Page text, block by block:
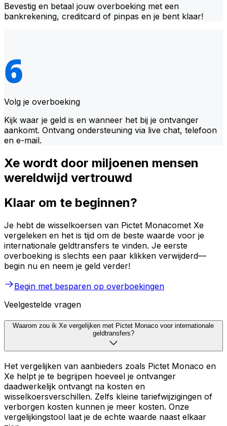
Bevestig en betaal jouw overboeking met een
bankrekening, creditcard of pinpas en je bent klaar!
Volg je overboeking
Kijk waar je geld is en wanneer het bij je ontvanger
aankomt. Ontvang ondersteuning via live chat, telefoon
en e-mail.
Xe wordt door miljoenen mensen
wereldwijd vertrouwd
Klaar om te beginnen?
Je hebt de wisselkoersen van Pictet Monacomet Xe
vergeleken en het is tijd om de beste waarde voor je
internationale geldtransfers te vinden. Je eerste
overboeking is slechts een paar klikken verwijderd—
begin nu en neem je geld verder!
Begin met besparen op overboekingen
Veelgestelde vragen
Waarom zou ik Xe vergelijken met Pictet Monaco voor internationale
geldtransfers?
Het vergelijken van aanbieders zoals Pictet Monaco en
Xe helpt je te begrijpen hoeveel je ontvanger
daadwerkelijk ontvangt na kosten en
wisselkoersverschillen. Zelfs kleine tariefwijzigingen of
verborgen kosten kunnen je meer kosten. Onze
vergelijkingstool laat je de echte waarde naast elkaar